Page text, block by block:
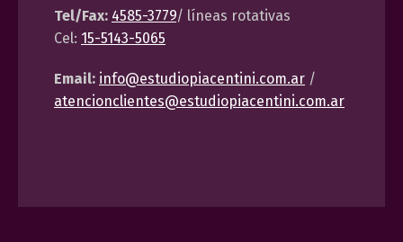
Tel/Fax: 4585-3779/ líneas rotativas
Cel: 15-5143-5065
Email: info@estudiopiacentini.com.ar /
atencionclientes@estudiopiacentini.com.ar